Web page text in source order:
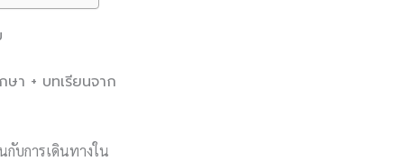
า + บทเรียนจาก
บการเดินทางใน